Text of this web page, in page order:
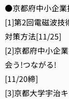
●京都府中小企業
[1]第2回電磁波技
対策方法[11/25]
[2]京都府中小企
会う!つながる!
[11/20締]
[3]京都大学宇治